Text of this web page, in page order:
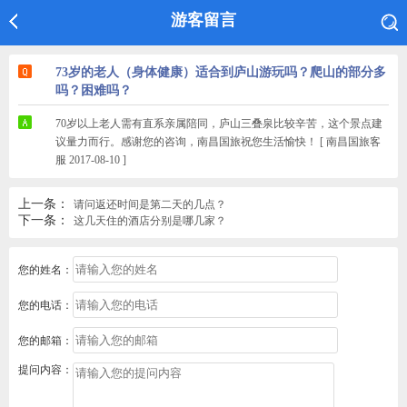
游客留言
73岁的老人（身体健康）适合到庐山游玩吗？爬山的部分多
吗？困难吗？
70岁以上老人需有直系亲属陪同，庐山三叠泉比较辛苦，这个景点建
议量力而行。感谢您的咨询，南昌国旅祝您生活愉快！ [ 南昌国旅客
服 2017-08-10 ]
上一条： 请问返还时间是第二天的几点？
下一条： 这几天住的酒店分别是哪几家？
您的姓名：
您的电话：
您的邮箱：
提问内容：